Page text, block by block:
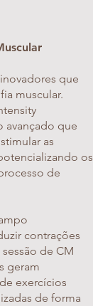
que
muscular.
avançado que
as
os
de
contrações
de CM
geram
exercícios
de forma